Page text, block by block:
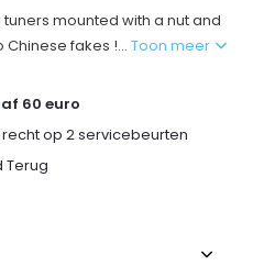
mounted with a nut and
Chinese fakes !...Toon meer
60 euro
op 2 servicebeurten
Terug